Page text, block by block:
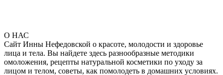
О НАС
Сайт Инны Нефедовской о красоте, молодости и здоровье
лица и тела. Вы найдете здесь разнообразные методики
омоложения, рецепты натуральной косметики по уходу за
лицом и телом, советы, как помолодеть в домашних условиях.